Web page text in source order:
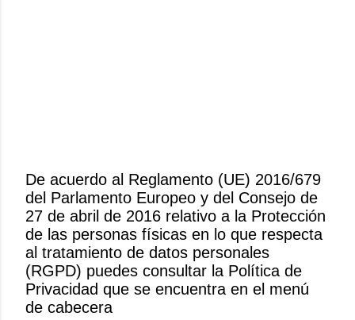
P
u
b
l
i
c
a
De acuerdo al Reglamento (UE) 2016/679
del Parlamento Europeo y del Consejo de
27 de abril de 2016 relativo a la Protección
de las personas físicas en lo que respecta
al tratamiento de datos personales
(RGPD) puedes consultar la Política de
Privacidad que se encuentra en el menú
de cabecera